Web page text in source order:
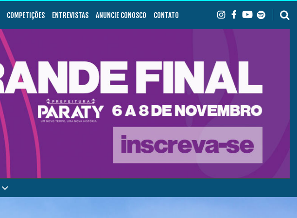
COMPETIÇÕES ENTREVISTAS ANUNCIE CONOSCO CONTATO